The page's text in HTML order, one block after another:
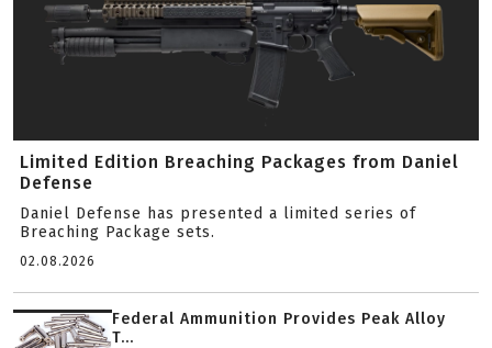
Limited Edition Breaching Packages from Daniel
Defense
Daniel Defense has presented a limited series of
Breaching Package sets.
02.08.2026
Federal Ammunition Provides Peak Alloy
T...